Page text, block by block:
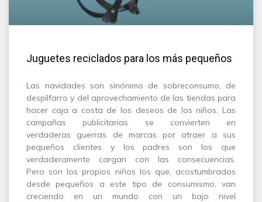
Juguetes reciclados para los más pequeños
Las navidades son sinónimo de sobreconsumo, de
despilfarro y del aprovechamiento de las tiendas para
hacer caja a costa de los deseos de los niños. Las
campañas publicitarias se convierten en
verdaderas guerras de marcas por atraer a sus
pequeños clientes y los padres son los que
verdaderamente cargan con las consecuencias.
Pero son los propios niños los que, acostumbrados
desde pequeños a este tipo de consumismo, van
creciendo en un mundo con un bajo nivel